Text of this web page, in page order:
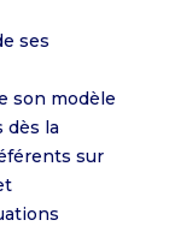
ses
son modèle
dès la
sur